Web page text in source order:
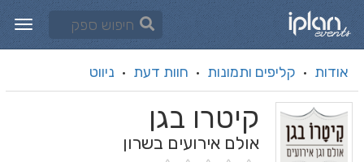
אודות · קליפים ותמונות · חוות דעת · ניווט
קיטרו בגן
אולם אירועים בשרון